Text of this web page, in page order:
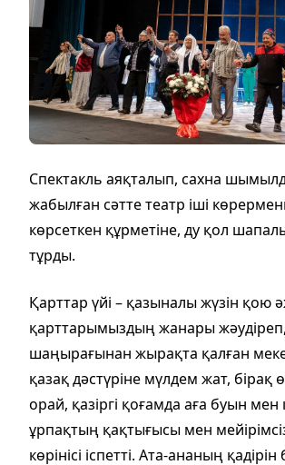
Спектакль аяқталып, сахна
жабылған сәтте театр іші
көрсеткен құрметіне, ду қол
тұрды.
Қарттар үйі – қазыналы жүзін қою
қарттарымыздың жанары
шаңырағынан жырақта қалған
қазақ дәстүріне мүлдем жат, бірақ
орай, қазіргі қоғамда аға буын мен
ұрпақтың қақтығысы мен
көрінісі іспетті. Ата-ананың